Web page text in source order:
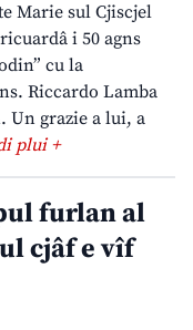
Marie sul Cjiscjel
i 50 agns
cu la
Riccardo Lamba
Un grazie a lui, a
plui +
furlan al
cjâf e vîf